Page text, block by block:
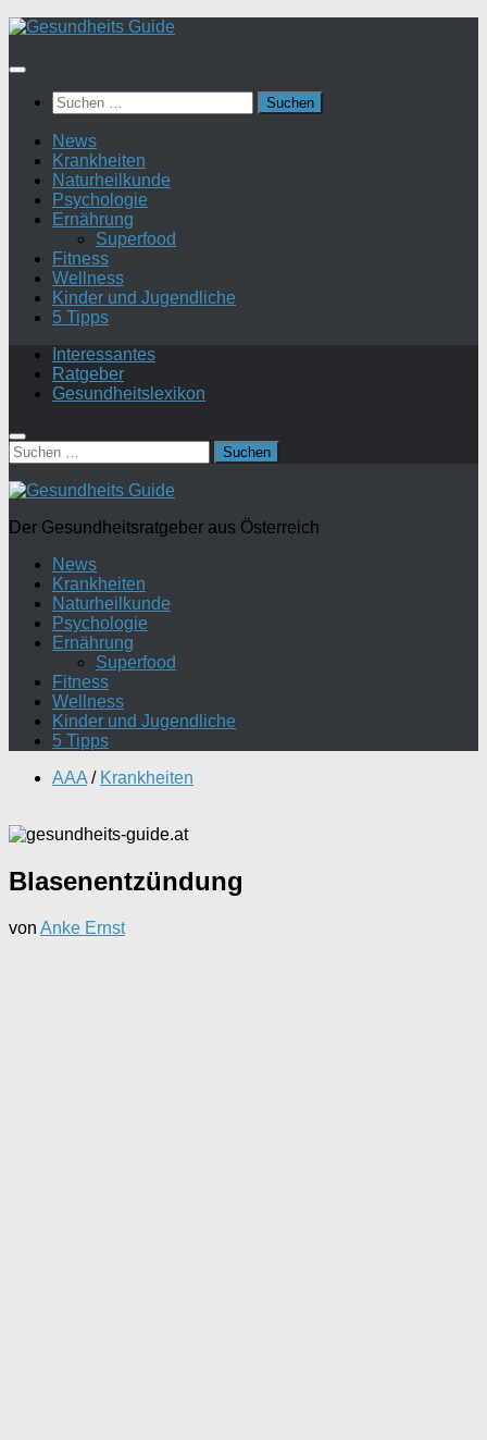
Suchen
nach:
News
Krankheiten
Naturheilkunde
Psychologie
Ernährung
Superfood
Fitness
Wellness
Kinder und Jugendliche
5 Tipps
Interessantes
Ratgeber
Gesundheitslexikon
Suchen
nach:
Der Gesundheitsratgeber aus Österreich
News
Krankheiten
Naturheilkunde
Psychologie
Ernährung
Superfood
Fitness
Wellness
Kinder und Jugendliche
5 Tipps
AAA / Krankheiten
Blasenentzündung
von Anke Ernst